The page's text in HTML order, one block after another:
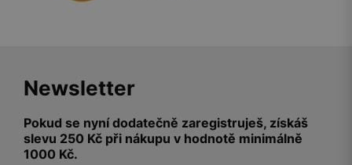
Newsletter
Pokud se nyní dodatečně zaregistruješ, získáš
slevu 250 Kč při nákupu v hodnotě minimálně
1000 Kč.